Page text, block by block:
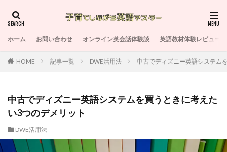
ホーム お問い合わせ オンライン英会話体験談 英語教材体験レビュー
HOME 記事一覧 DWE活用法 中古でディズニー英語システム
中古でディズニー英語システムを買うときに考えた
い3つのデメリット
DWE活用法